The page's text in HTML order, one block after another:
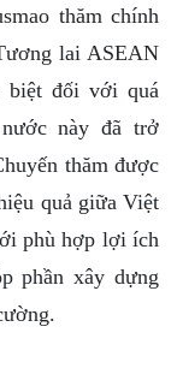
thăm chính
lai ASEAN
biệt đối với quá
này đã trở
thăm được
quả giữa Việt
phù hợp lợi ích
phần xây dựng